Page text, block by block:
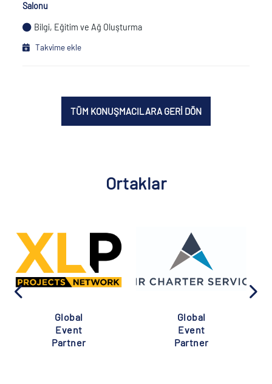
Salonu
Bilgi, Eğitim ve Ağ Oluşturma
Takvime ekle
TÜM KONUŞMACILARA GERİ DÖN
Ortaklar
Global
Event
Partner
Global
Event
Partner